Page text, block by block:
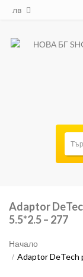
лв
Adaptor
5.5*2.5 – 277
Начало
Adaptor DeTech